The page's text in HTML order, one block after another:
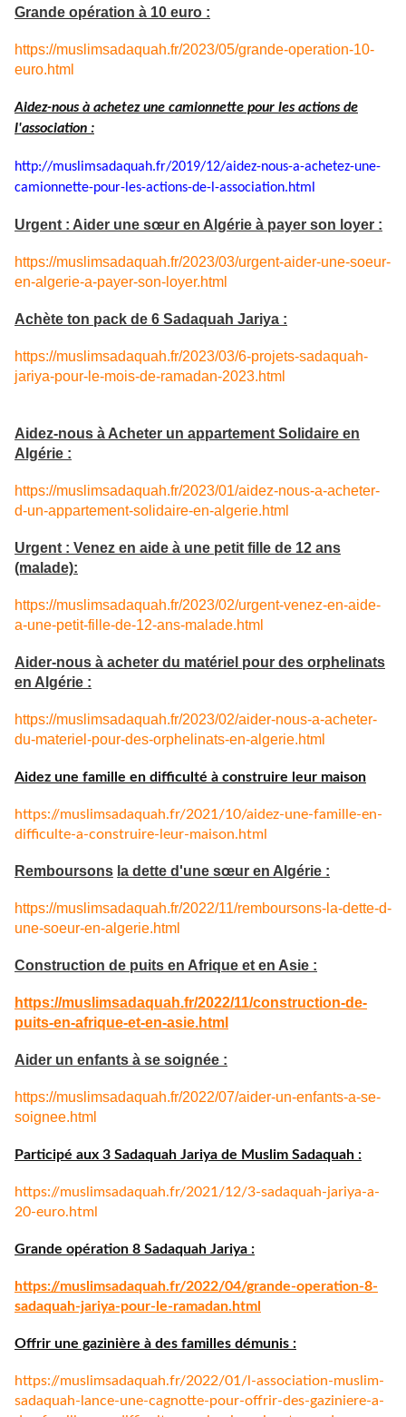
Grande opération à 10 euro :
https://muslimsadaquah.fr/2023/05/grande-operation-10-
euro.html
Aidez-nous à achetez une camionnette pour les actions de
l'association :
http://muslimsadaquah.fr/2019/12/aidez-nous-a-achetez-une-
camionnette-pour-les-actions-de-l-association.html
Urgent : Aider une sœur en Algérie à payer son loyer :
https://muslimsadaquah.fr/2023/03/urgent-aider-une-soeur-
en-algerie-a-payer-son-loyer.html
Achète ton pack de 6 Sadaquah Jariya :
https://muslimsadaquah.fr/2023/03/6-projets-sadaquah-
jariya-pour-le-mois-de-ramadan-2023.html
Aidez-nous à Acheter un appartement Solidaire en
Algérie :
https://muslimsadaquah.fr/2023/01/aidez-nous-a-acheter-
d-un-appartement-solidaire-en-algerie.html
Urgent : Venez en aide à une petit fille de 12 ans
(malade):
https://muslimsadaquah.fr/2023/02/urgent-venez-en-aide-
a-une-petit-fille-de-12-ans-malade.html
Aider-nous à acheter du matériel pour des orphelinats
en Algérie :
https://muslimsadaquah.fr/2023/02/aider-nous-a-acheter-
du-materiel-pour-des-orphelinats-en-algerie.html
Aidez une famille en difficulté à construire leur maison
https://muslimsadaquah.fr/2021/10/aidez-une-famille-en-
difficulte-a-construire-leur-maison.html
Remboursons la dette d'une sœur en Algérie :
https://muslimsadaquah.fr/2022/11/remboursons-la-dette-d-
une-soeur-en-algerie.html
Construction de puits en Afrique et en Asie :
https://muslimsadaquah.fr/2022/11/construction-de-
puits-en-afrique-et-en-asie.html
Aider un enfants à se soignée :
https://muslimsadaquah.fr/2022/07/aider-un-enfants-a-se-
soignee.html
Participé aux 3 Sadaquah Jariya de Muslim Sadaquah :
https://muslimsadaquah.fr/2021/12/3-sadaquah-jariya-a-
20-euro.html
Grande opération 8 Sadaquah Jariya :
https://muslimsadaquah.fr/2022/04/grande-operation-8-
sadaquah-jariya-pour-le-ramadan.html
Offrir une gazinière à des familles démunis :
https://muslimsadaquah.fr/2022/01/l-association-muslim-
sadaquah-lance-une-cagnotte-pour-offrir-des-gaziniere-a-